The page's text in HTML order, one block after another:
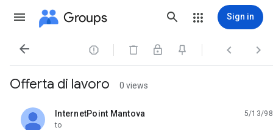
Groups Sign in
   
Offerta di lavoro 0 views
InternetPoint Mantova
unread,
5/13/98
to